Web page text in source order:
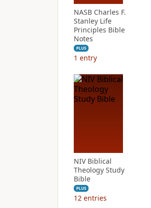
NASB Charles F.
Stanley Life
Principles Bible
Notes
PLUS
1 entry
NIV Biblical
Theology Study
Bible
PLUS
12 entries